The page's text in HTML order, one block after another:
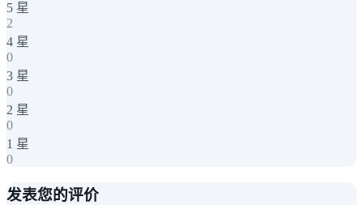
5 星
2
4 星
0
3 星
0
2 星
0
1 星
0
发表您的评价